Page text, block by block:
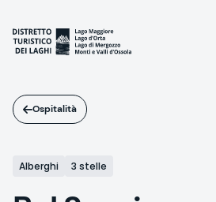
contenuto
principale
Ospitalità
Alberghi 3 stelle